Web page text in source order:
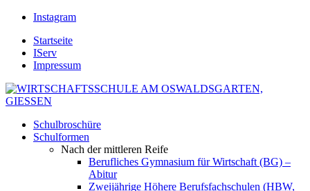
Instagram
Startseite
IServ
Impressum
Schulbroschüre
Schulformen
Nach der mittleren Reife
Berufliches Gymnasium für Wirtschaft (BG) –
Abitur
Zweijährige Höhere Berufsfachschulen (HBW,